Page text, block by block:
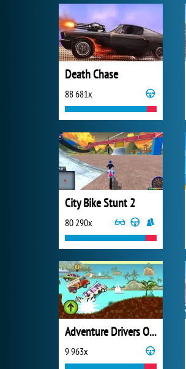
Death Chase
88 681x
City Bike Stunt 2
80 290x
Adventure Drivers Online
9 963x